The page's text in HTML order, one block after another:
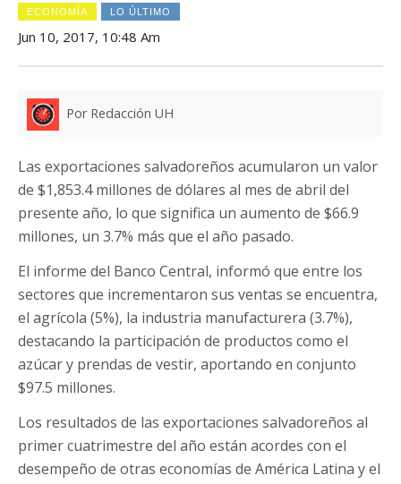
ECONOMÍA LO ÚLTIMO
Jun 10, 2017, 10:48 Am
Por Redacción UH
Las exportaciones salvadoreños acumularon un valor
de $1,853.4 millones de dólares al mes de abril del
presente año, lo que significa un aumento de $66.9
millones, un 3.7% más que el año pasado.
El informe del Banco Central, informó que entre los
sectores que incrementaron sus ventas se encuentra,
el agrícola (5%), la industria manufacturera (3.7%),
destacando la participación de productos como el
azúcar y prendas de vestir, aportando en conjunto
$97.5 millones.
Los resultados de las exportaciones salvadoreños al
primer cuatrimestre del año están acordes con el
desempeño de otras economías de América Latina y el